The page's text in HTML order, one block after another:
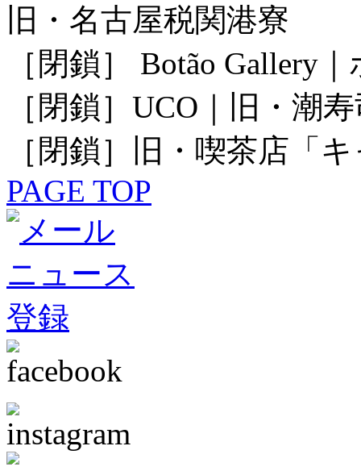
旧・名古屋税関港寮
［閉鎖］ Botão Gallery
［閉鎖］UCO｜旧・潮
［閉鎖］旧・喫茶店「
PAGE TOP